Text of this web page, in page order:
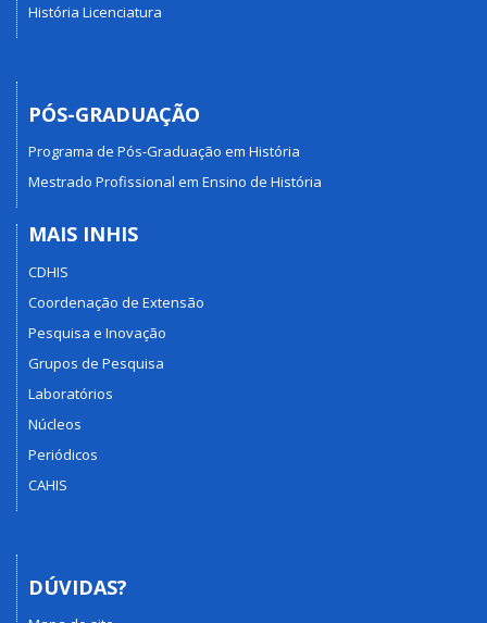
História Licenciatura
PÓS-GRADUAÇÃO
Programa de Pós-Graduação em História
Mestrado Profissional em Ensino de História
MAIS INHIS
CDHIS
Coordenação de Extensão
Pesquisa e Inovação
Grupos de Pesquisa
Laboratórios
Núcleos
Periódicos
CAHIS
DÚVIDAS?